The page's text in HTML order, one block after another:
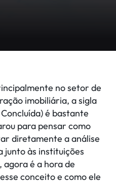
no setor de
imobiliária, a sigla
é bastante
para pensar como
diretamente a análise
junto às instituições
agora é a hora de
conceito e como ele